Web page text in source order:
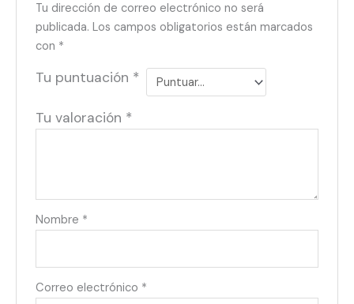
Tu dirección de correo electrónico no será
publicada. Los campos obligatorios están marcados
con *
Tu puntuación *
Tu valoración *
Nombre *
Correo electrónico *